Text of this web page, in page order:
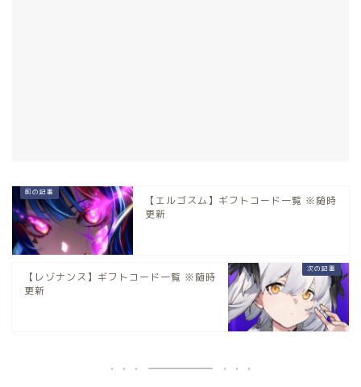
【エルゴスム】ギフトコード一覧 ※随時
更新
【レゾナンス】ギフトコード一覧 ※随時
更新